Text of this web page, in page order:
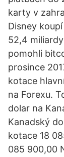
karty v
Disney
52,4
pomohli
prosince
kotace
na Forexu.
dolar na
Kanadský
kotace 18
085 900,00